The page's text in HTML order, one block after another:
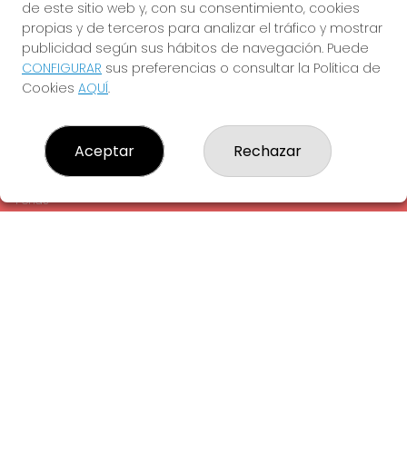
EL DRAC VERMELL DE LA SORT
¿Quiénes somos?
Comprar lotería
Contacto
Empresas
Peñas
de este sitio web y, con su consentimiento, cookies
propias y de terceros para analizar el tráfico y mostrar
publicidad según sus hábitos de navegación. Puede
CONFIGURAR sus preferencias o consultar la Política de
Cookies AQUÍ.
Aceptar Rechazar